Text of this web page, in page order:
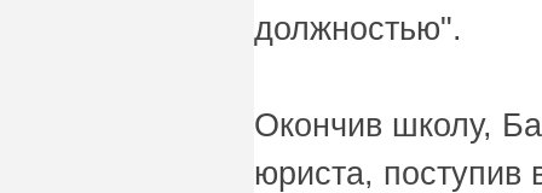
должностью".
Окончив школу,
юриста, поступив